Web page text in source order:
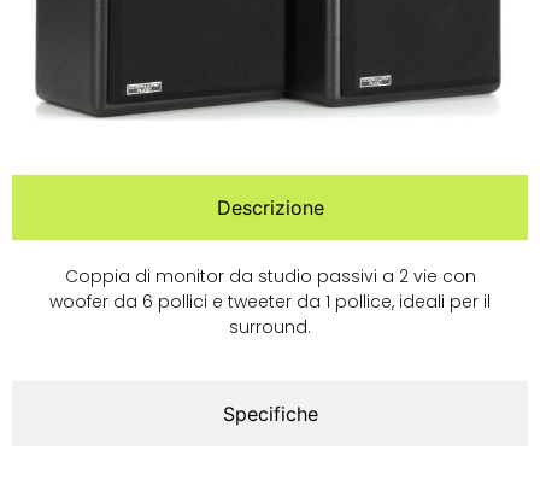
Descrizione
Specifiche
Coppia di monitor da studio passivi a 2 vie con
woofer da 6 pollici e tweeter da 1 pollice, ideali per il
surround.